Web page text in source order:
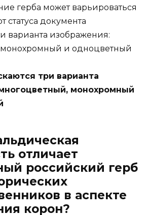
герба может варьироваться
статуса документа
варианта изображения:
и одноцветный
три варианта
монохромный
отличает
российский герб
в аспекте
корон?